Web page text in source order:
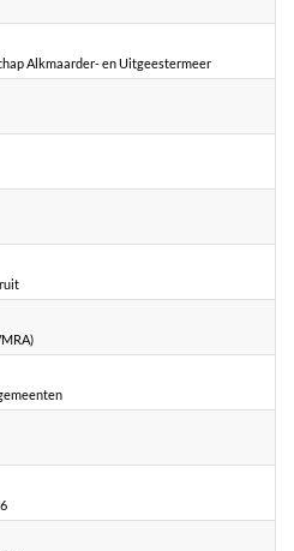
Alkmaarder- en Uitgeestermeer